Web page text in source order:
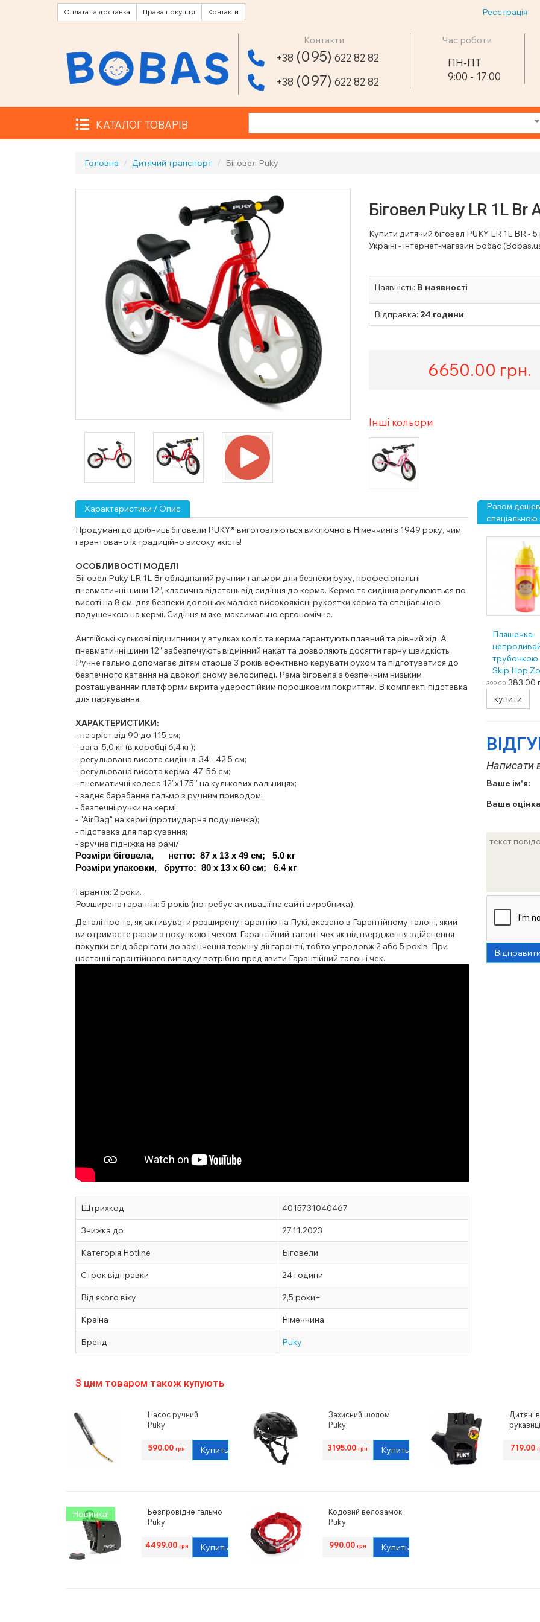
Оплата та доставка Права покупця Контакти Реєстрація
Контакти
+38 (095) 622 82 82
+38 (097) 622 82 82
Час роботи
ПН-ПТ
9:00 - 17:00
КАТАЛОГ ТОВАРІВ
Головна Дитячий транспорт Біговел Puky
Біговел Puky LR 1L Br
Купити дитячий біговел PUKY LR 1L BR -
Україні - інтернет-магазин Бобас
Наявність: В наявності
Відправка: 24 години
6650.00 грн.
Інші кольори
Характеристики / Опис
Продумані до дрібниць біговели PUKY® виготовляються виключно в Німеччині з 1949 року, чим
гарантовано їх традиційно високу якість!
ОСОБЛИВОСТІ МОДЕЛІ
Біговел Puky LR 1L Br обладнаний ручним гальмом для безпеки руху, професіональні
пневматичні шини 12”, класична відстань від сидіння до керма. Кермо та сидіння регулюються по
висоті на 8 см, для безпеки долоньок малюка високоякісні рукоятки керма та спеціальною
подушечкою на кермі. Сидіння м'яке, максимально ергономічне.
Англійські кулькові підшипники у втулках коліс та керма гарантують плавний та рівний хід. А
пневматичні шини 12” забезпечують відмінний накат та дозволяють досягти гарну швидкість.
Ручне гальмо допомагає дітям старше 3 років ефективно керувати рухом та підготуватися до
безпечного катання на двоколісному велосипеді. Рама біговела з безпечним низьким
розташуванням платформи вкрита ударостійким порошковим покриттям. В комплекті підставка
для паркування.
ХАРАКТЕРИСТИКИ:
- на зріст від 90 до 115 см;
- вага: 5,0 кг (в коробці 6,4 кг);
- регульована висота сидіння: 34 - 42,5 см;
- регульована висота керма: 47-56 см;
- пневматичні колеса 12"х1,75'' на кулькових вальницях;
- заднє барабанне гальмо з ручним приводом;
- безпечні ручки на кермі;
- "AirBag" на кермі (протиударна подушечка);
- підставка для паркування;
- зручна підніжка на рамі/
Розміри біговела,      нетто:  87 х 13 х 49 см;   5.0 кг
Розміри упаковки,   брутто:  80 х 13 х 60 см;   6.4 кг
Гарантія: 2 роки.
Розширена гарантія: 5 років (потребує активації на сайті виробника).
Деталі про те, як активувати розширену гарантію на Пукі, вказано в Гарантійному талоні, який
ви отримаєте разом з покупкою і чеком. Гарантійний талон і чек як підтвердження здійснення
покупки слід зберігати до закінчення терміну дії гарантії, тобто упродовж 2 або 5 років. При
настанні гарантійного випадку потрібно пред'явити Гарантійний талон і чек.
Штрихкод 4015731040467
Знижка до 27.11.2023
Категорія Hotline Біговели
Строк відправки 24 години
Від якого віку 2,5 роки+
Країна Німеччина
Бренд Puky
Разом
спеціальною
Пляшечка-
трубочкою
Skip Hop
Мавпа, 6
399.00 383.00
купити
Написати
Ваше ім'я:
Ваша
З цим товаром також купують
Насос ручний
Puky
590.00грн Купить
Захисний шолом
Puky
3195.00грн Купить
Дитячі
рукавиці
719.00
Новинка!
Безпровідне гальмо
Puky
4499.00 грн Купить
Кодовий велозамок
Puky
990.00 грн Купить